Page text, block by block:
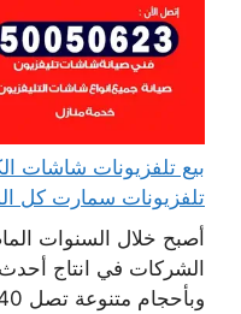
تلفزيونات سمارت كل
أصبح خلال السنوات
الشركات في انتاج